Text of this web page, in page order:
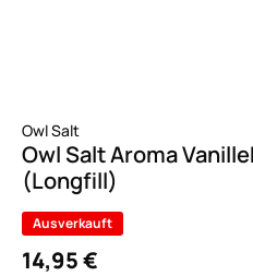
Owl Salt
Owl Salt Aroma
(Longfill)
Ausverkauft
14,95 €